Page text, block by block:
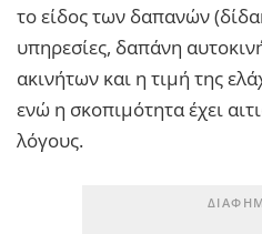
το είδος των δαπανών
υπηρεσίες, δαπάνη
ακινήτων και η τιμή της
ενώ η σκοπιμότητα έχει
λόγους.